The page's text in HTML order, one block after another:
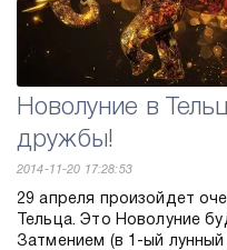
Новолуние в
дружбы!
2014-11-20 17:28:53
29 апреля произойдет
Тельца. Это Новолуние
Затмением (в 1-ый